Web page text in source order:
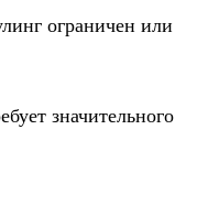
ограничен или
значительного